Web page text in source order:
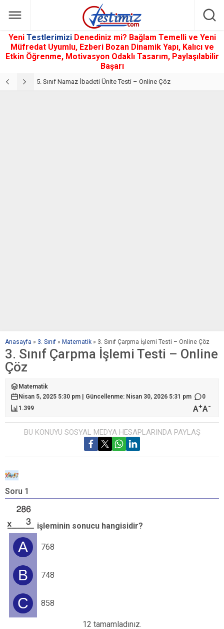
Yeni Testlerimizi Denediniz mi? Bağlam Temelli ve Yeni
Müfredat Uyumlu, Ezberi Bozan Dinamik Yapı, Kalıcı ve
Etkin Öğrenme, Motivasyon Odaklı Tasarım, Paylaşılabilir
Başarı
5. Sınıf Namaz İbadeti Ünite Testi – Online Çöz
Anasayfa » 3. Sınıf » Matematik » 3. Sınıf Çarpma İşlemi Testi – Online Çöz
3. Sınıf Çarpma İşlemi Testi – Online
Çöz
Matematik
Nisan 5, 2025 5:30 pm | Güncellenme: Nisan 30, 2026 5:31 pm
0
1.399
A+A-
BU KONUYU SOSYAL MEDYA HESAPLARINDA PAYLAŞ
Soru 1
işleminin sonucu hangisidir?
A 768
B 748
C 858
12 tamamladınız.